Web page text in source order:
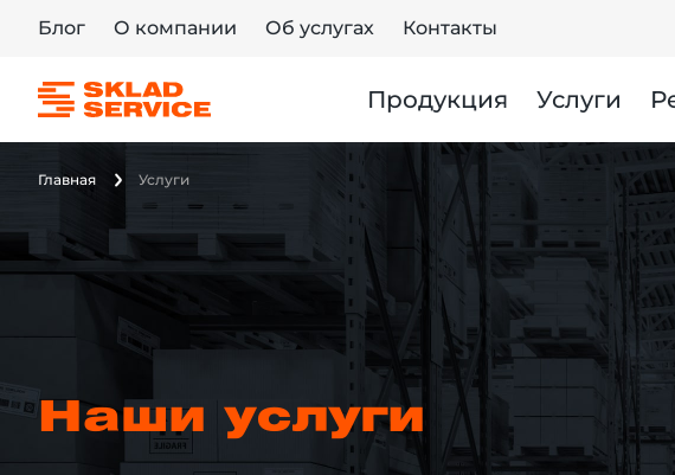
Блог О компании Об услугах Контакты
Продукция Услуги
Главная Услуги
Наши услуги